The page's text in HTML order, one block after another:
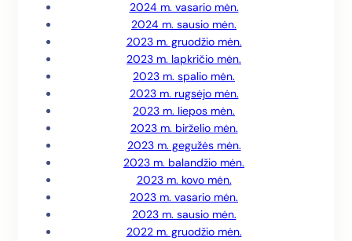
2024 m. vasario mėn.
2024 m. sausio mėn.
2023 m. gruodžio mėn.
2023 m. lapkričio mėn.
2023 m. spalio mėn.
2023 m. rugsėjo mėn.
2023 m. liepos mėn.
2023 m. birželio mėn.
2023 m. gegužės mėn.
2023 m. balandžio mėn.
2023 m. kovo mėn.
2023 m. vasario mėn.
2023 m. sausio mėn.
2022 m. gruodžio mėn.